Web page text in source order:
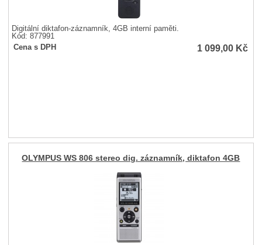
Digitální diktafon-záznamník, 4GB interní paměti.
Kód: 877991
Cena s DPH
1 099,00 Kč
OLYMPUS WS 806 stereo dig. záznamník, diktafon 4GB